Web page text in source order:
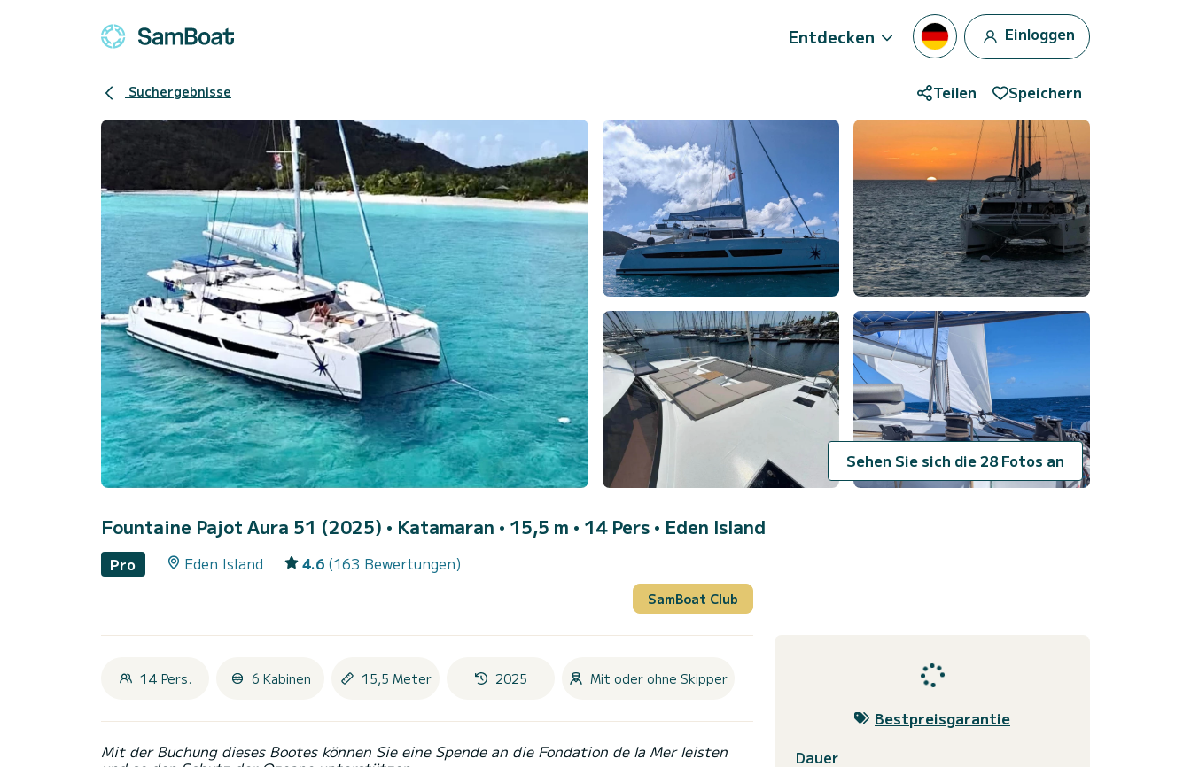
Entdecken Einloggen
Suchergebnisse Teilen Speichern
Sehen Sie sich die 28 Fotos an
Fountaine Pajot Aura 51 (2025) • Katamaran • 15,5 m • 14 Pers • Eden Island
Pro Eden Island 4.6 (163 Bewertungen)
SamBoat Club
14 Pers. 6 Kabinen 15,5 Meter 2025 Mit oder ohne Skipper
Mit der Buchung dieses Bootes können Sie eine Spende an die Fondation de la Mer leisten
Bestpreisgarantie
Dauer